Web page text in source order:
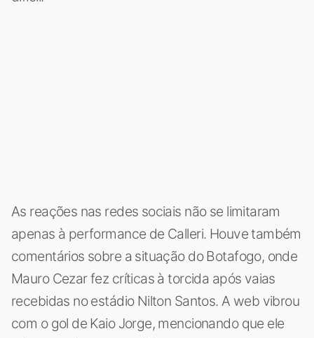
As reações nas redes sociais não se limitaram
apenas à performance de Calleri. Houve também
comentários sobre a situação do Botafogo, onde
Mauro Cezar fez críticas à torcida após vaias
recebidas no estádio Nilton Santos. A web vibrou
com o gol de Kaio Jorge, mencionando que ele